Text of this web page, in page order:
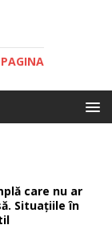
care nu ar
Situațiile în